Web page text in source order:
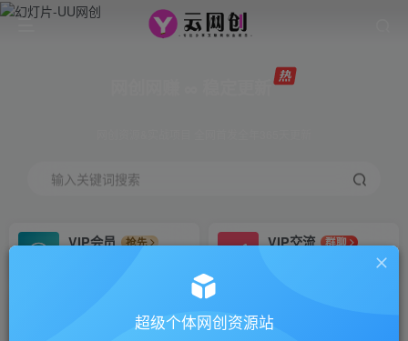
输入关键词搜索
VIP会员
抢先
VIP交流
群聊
研究探讨更多创业项目路子。
会员专属推广链接
招募站长
超级个体网创资源站